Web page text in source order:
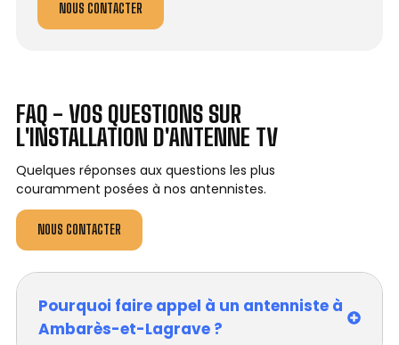
NOUS CONTACTER
FAQ - VOS QUESTIONS SUR
L'INSTALLATION D'ANTENNE TV
Quelques réponses aux questions les plus
couramment posées à nos antennistes.
NOUS CONTACTER
Pourquoi faire appel à un antenniste à
Ambarès-et-Lagrave ?